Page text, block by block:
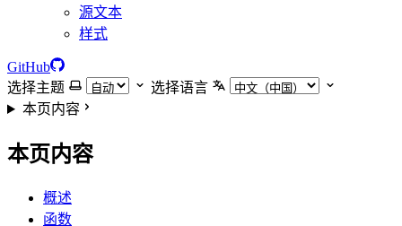
源文本
样式
GitHub
选择主题
选择语言
本页内容
本页内容
概述
函数